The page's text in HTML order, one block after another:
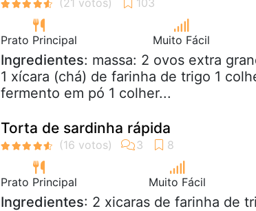
Prato Principal Muito Fácil
Ingredientes: massa: 2 ovos extra
1 xícara (chá) de farinha de trigo 1
fermento em pó 1 colher...
Torta de sardinha rápida
Prato Principal Muito Fácil
Ingredientes: 2 xicaras de farinha de